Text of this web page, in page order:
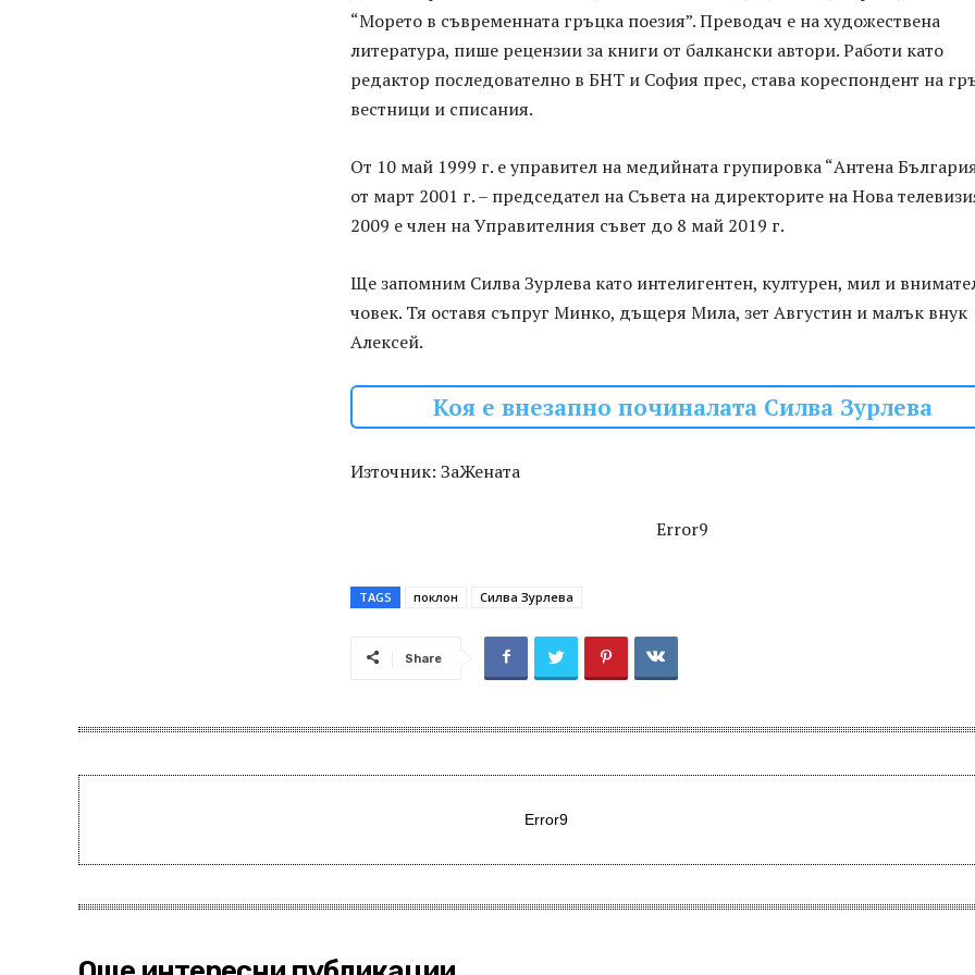
“Морето в съвременната гръцка поезия”. Преводач е на художествена
литература, пише рецензии за книги от балкански автори. Работи като
редактор последователно в БНТ и София прес, става кореспондент на
вестници и списания.
От 10 май 1999 г. е управител на медийната групировка “Антена
от март 2001 г. – председател на Съвета на директорите на Нова
2009 е член на Управителния съвет до 8 май 2019 г.
Ще запомним Силва Зурлева като интелигентен, културен, мил и
човек. Тя оставя съпруг Минко, дъщеря Мила, зет Августин и малък внук
Алексей.
Коя е внезапно починалата Силва Зурлева
Източник: ЗаЖената
Error9
TAGS поклон Силва Зурлева
Share
Error9